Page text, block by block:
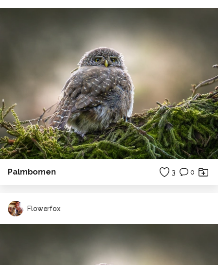
Palmbomen 3 0
Flowerfox